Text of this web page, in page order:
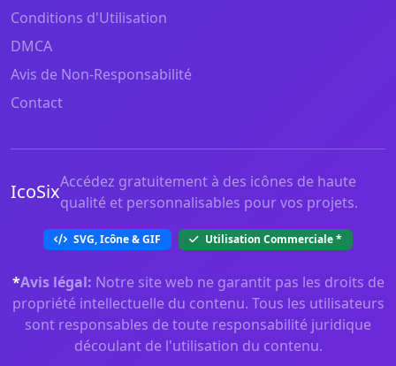
Conditions d'Utilisation
DMCA
Avis de Non-Responsabilité
Contact
IcoSixAccédez gratuitement à des icônes de haute
qualité et personnalisables pour vos projets.
SVG, Icône & GIF Utilisation Commerciale*
*Avis légal: Notre site web ne garantit pas les droits de
propriété intellectuelle du contenu. Tous les utilisateurs
sont responsables de toute responsabilité juridique
découlant de l'utilisation du contenu.